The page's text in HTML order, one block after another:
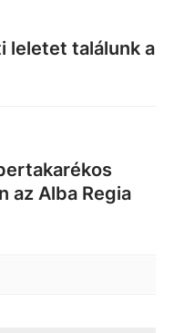
leletet találunk a
az Alba Regia